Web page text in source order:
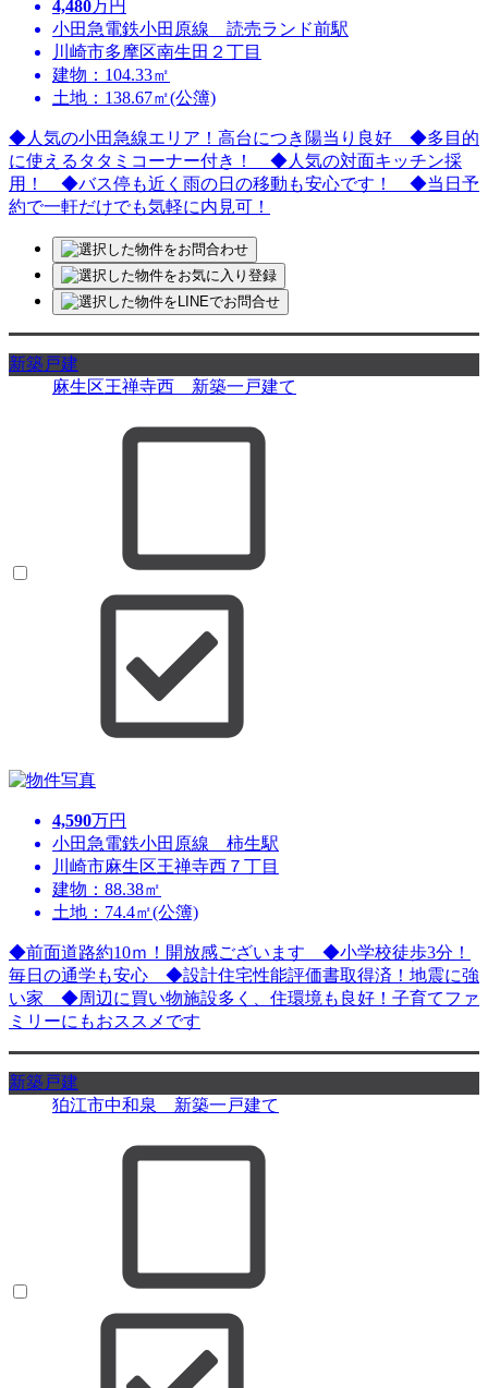
4,480万円
小田急電鉄小田原線 読売ランド前駅
川崎市多摩区南生田２丁目
建物：104.33㎡
土地：138.67㎡(公簿)
◆人気の小田急線エリア！高台につき陽当り良好 ◆多目的
に使えるタタミコーナー付き！ ◆人気の対面キッチン採
用！ ◆バス停も近く雨の日の移動も安心です！ ◆当日予
約で一軒だけでも気軽に内見可！
新築戸建
麻生区王禅寺西 新築一戸建て
4,590万円
小田急電鉄小田原線 柿生駅
川崎市麻生区王禅寺西７丁目
建物：88.38㎡
土地：74.4㎡(公簿)
◆前面道路約10ｍ！開放感ございます ◆小学校徒歩3分！
毎日の通学も安心 ◆設計住宅性能評価書取得済！地震に強
い家 ◆周辺に買い物施設多く、住環境も良好！子育てファ
ミリーにもおススメです
新築戸建
狛江市中和泉 新築一戸建て